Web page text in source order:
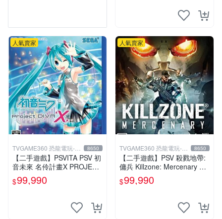
人氣賣家
TVGAME360 恐龍電玩-台
中店
8650
【二手遊戲】PSVITA PSV 初
音未來 名伶計畫X PROJECT
DIVA X 日文版【台中恐龍電
玩】
$99,990
人氣賣家
TVGAME360 恐龍電玩-台
中店
8650
【二手遊戲】PSV 殺戮地帶:
傭兵 Killzone: Mercenary 中
文版【台中恐龍電玩】
$99,990